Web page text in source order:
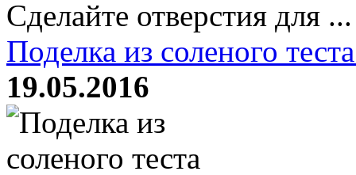
Сделайте отверстия для ...
Поделка из соленого
19.05.2016